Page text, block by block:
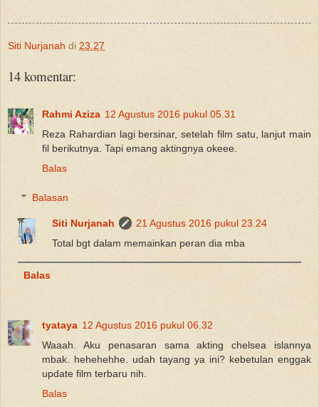
Siti Nurjanah di 23.27
14 komentar:
Rahmi Aziza 12 Agustus 2016 pukul 05.31
Reza Rahardian lagi bersinar, setelah film satu, lanjut main
fil berikutnya. Tapi emang aktingnya okeee.
Balas
Balasan
Siti Nurjanah
21 Agustus 2016 pukul 23.24
Total bgt dalam memainkan peran dia mba
Balas
tyataya 12 Agustus 2016 pukul 06.32
Waaah. Aku penasaran sama akting chelsea islannya
mbak. hehehehhe. udah tayang ya ini? kebetulan enggak
update film terbaru nih.
Balas